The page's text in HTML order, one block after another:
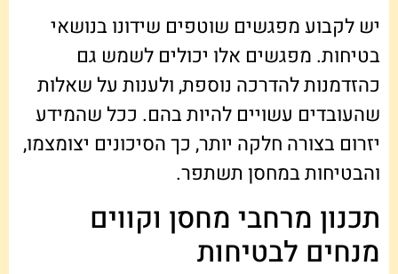
יש לקבוע מפגשים שוטפים שידונו בנושאי
בטיחות. מפגשים אלו יכולים לשמש גם
כהזדמנות להדרכה נוספת, ולענות על שאלות
שהעובדים עשויים להיות בהם. ככל שהמידע
יזרום בצורה חלקה יותר, כך הסיכונים יצומצמו,
והבטיחות במחסן תשתפר.
תכנון מרחבי מחסן וקווים
מנחים לבטיחות